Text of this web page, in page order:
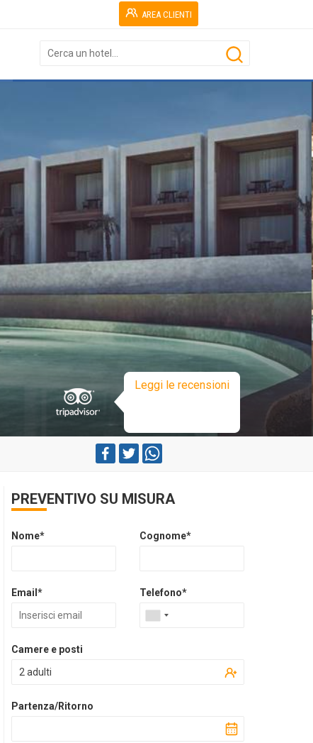
AREA CLIENTI
Leggi le recensioni
PREVENTIVO SU MISURA
Nome* Cognome*
Email* Telefono*
Camere e posti
2 adulti
Partenza/Ritorno